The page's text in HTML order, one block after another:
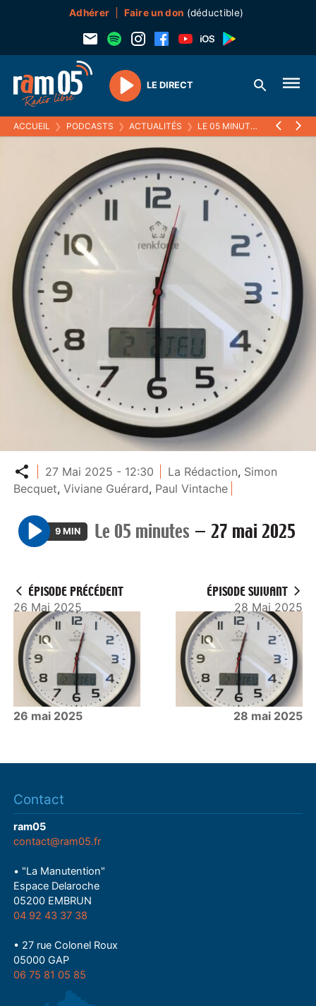
Adhérer Faire un don (déductible)
Play
LE DIRECT
ACCUEIL ❯ PODCASTS ❯ ACTUALITÉS ❯ LE 05 MINUTES 27 MAI
Partager
27 Mai 2025 - 12:30 La Rédaction, Simon
Becquet,Viviane Guérard, Paul Vintache
P
y
9 MIN Le 05 minutes — 27 mai 2025
ÉPISODE PRÉCÉDENT
26 Mai 2025
26 mai 2025
ÉPISODE SUIVANT
28 Mai 2025
28 mai 2025
Contact
ram05
contact@ram05.fr
• "La Manutention"
Espace Delaroche
05200 EMBRUN
04 92 43 37 38
• 27 rue Colonel Roux
05000 GAP
06 75 81 05 85